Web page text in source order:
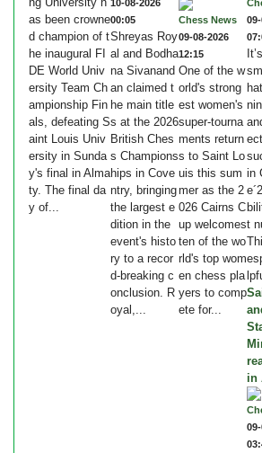
as been crowne
d champion of t
he inaugural FI
DE World Univ
ersity Team Ch
ampionship Fin
als, defeating S
aint Louis Univ
ersity in Sunda
y's final in Alma
ty. The final da
y of...
10-08-2026
00:05
Shreyas Roy
al and Bodha
na Sivanand
an claimed t
he main title
s at the 2026
British Ches
s Champions
hips in Cove
ntry, bringing
the largest e
dition in the
event's histo
ry to a recor
d-breaking c
onclusion. R
oyal,...
Chess News
09-08-2026
12:15
One of the w
orld's strong
est women's
super-tourna
ments return
s to Saint Lo
uis this sum
mer as the 2
026 Cairns C
up welcomes
ten of the wo
rld's top wom
en chess pla
yers to comp
ete for...
in
t
in